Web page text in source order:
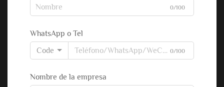
0/100
WhatsApp o Tel
Code
0/100
Nombre de la empresa